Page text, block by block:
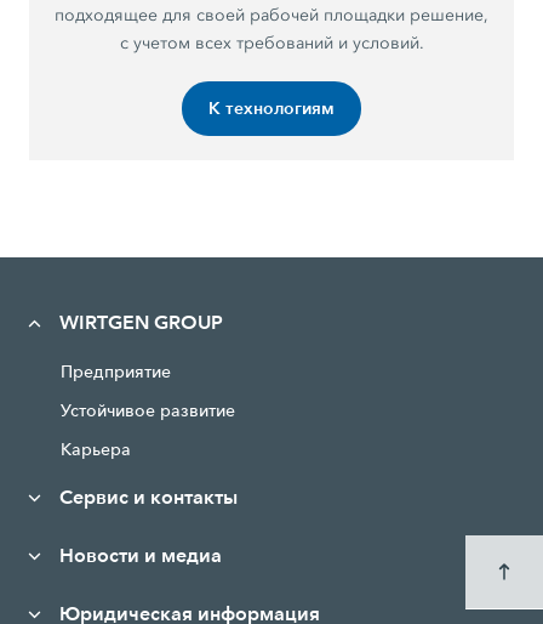
подходящее для своей рабочей площадки решение,
с учетом всех требований и условий.
К технологиям
WIRTGEN GROUP
Предприятие
Устойчивое развитие
Карьера
Сервис и контакты
Новости и медиа
Юридическая информация